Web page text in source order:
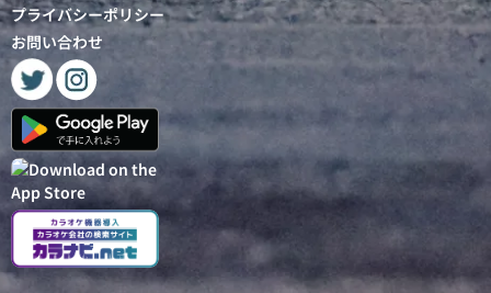
プライバシーポリシー
お問い合わせ